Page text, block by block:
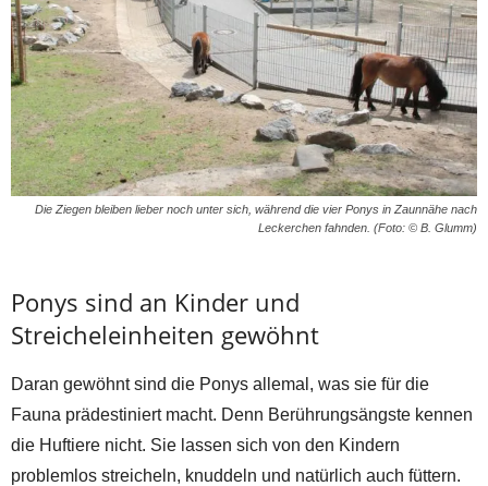
Die Ziegen bleiben lieber noch unter sich, während die vier Ponys in Zaunnähe nach
Leckerchen fahnden. (Foto: © B. Glumm)
Ponys sind an Kinder und
Streicheleinheiten gewöhnt
Daran gewöhnt sind die Ponys allemal, was sie für die
Fauna prädestiniert macht. Denn Berührungsängste kennen
die Huftiere nicht. Sie lassen sich von den Kindern
problemlos streicheln, knuddeln und natürlich auch füttern.